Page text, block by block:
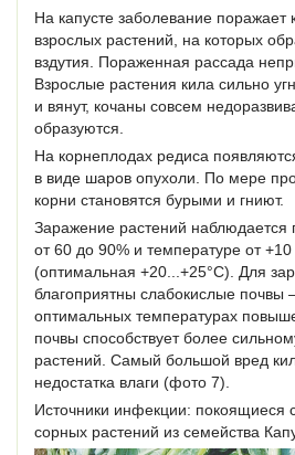
На капусте заболевание поражает
взрослых растений, на которых
вздутия. Пораженная рассада
Взрослые растения кила сильно
и вянут, кочаны совсем
образуются.
На корнеплодах редиса
в виде шаров опухоли. По мере
корни становятся бурыми и гниют.
Заражение растений наблюдается
от 60 до 90% и температуре от
(оптимальная +20...+25°С). Для
благоприятны слабокислые почвы
оптимальных температурах
почвы способствует более
растений. Самый большой вред
недостатка влаги (фото 7).
Источники инфекции: покоящиеся
сорных растений из семейства